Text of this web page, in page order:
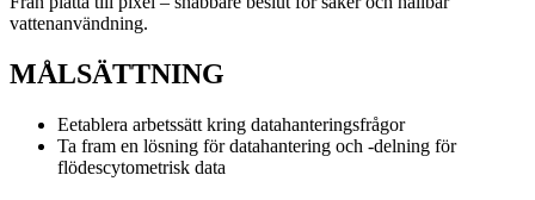
vattenanvändning.
MÅLSÄTTNING
Eetablera arbetssätt kring datahanteringsfrågor
Ta fram en lösning för datahantering och -delning för
flödescytometrisk data